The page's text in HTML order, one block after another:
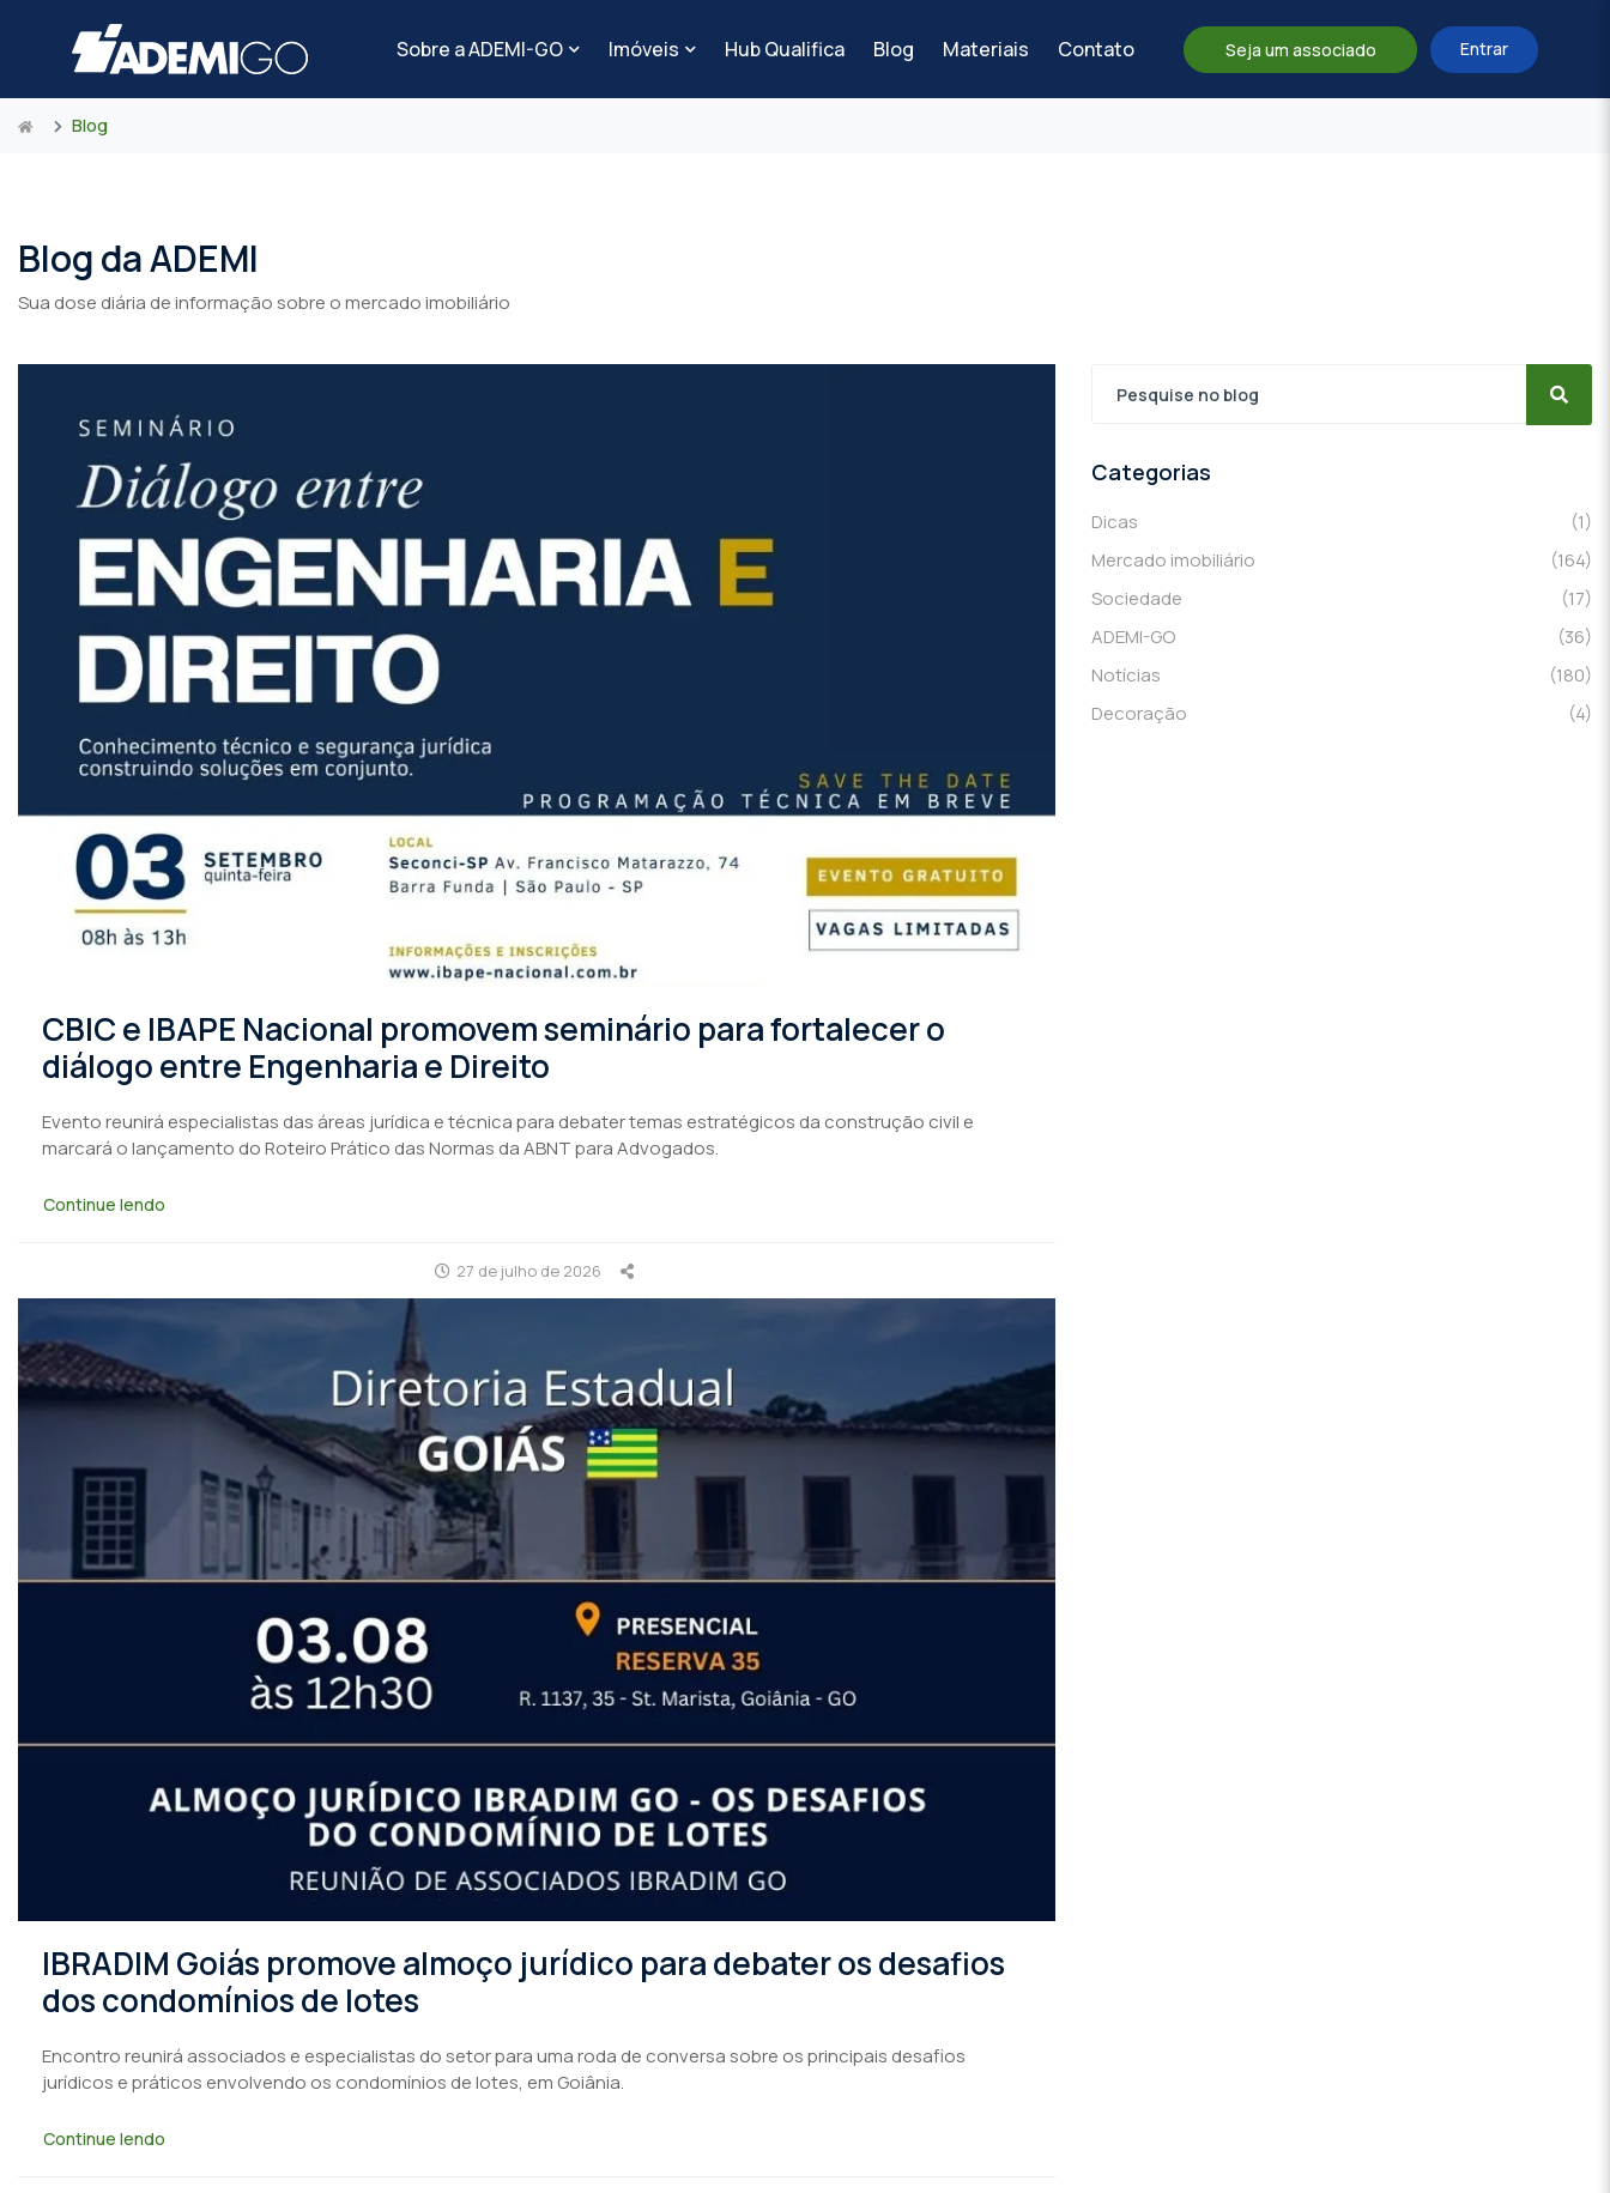
Sobre a ADEMI-GO Imóveis Hub Qualifica Blog Materiais Contato Seja um associado Entrar
Blog
Blog da ADEMI
Sua dose diária de informação sobre o mercado imobiliário
CBIC e IBAPE Nacional promovem seminário para fortalecer o
diálogo entre Engenharia e Direito
Evento reunirá especialistas das áreas jurídica e técnica para debater temas estratégicos da construção civil e
marcará o lançamento do Roteiro Prático das Normas da ABNT para Advogados.
Continue lendo
27 de julho de 2026
IBRADIM Goiás promove almoço jurídico para debater os desafios
dos condomínios de lotes
Encontro reunirá associados e especialistas do setor para uma roda de conversa sobre os principais desafios
jurídicos e práticos envolvendo os condomínios de lotes, em Goiânia.
Continue lendo
Categorias
Dicas
(1)
Mercado imobiliário
(164)
Sociedade
(17)
ADEMI-GO
(36)
Notícias
(180)
Decoração
(4)